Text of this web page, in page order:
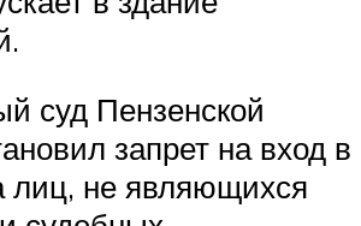
суд Пензенской
запрет на вход в
лиц, не являющихся